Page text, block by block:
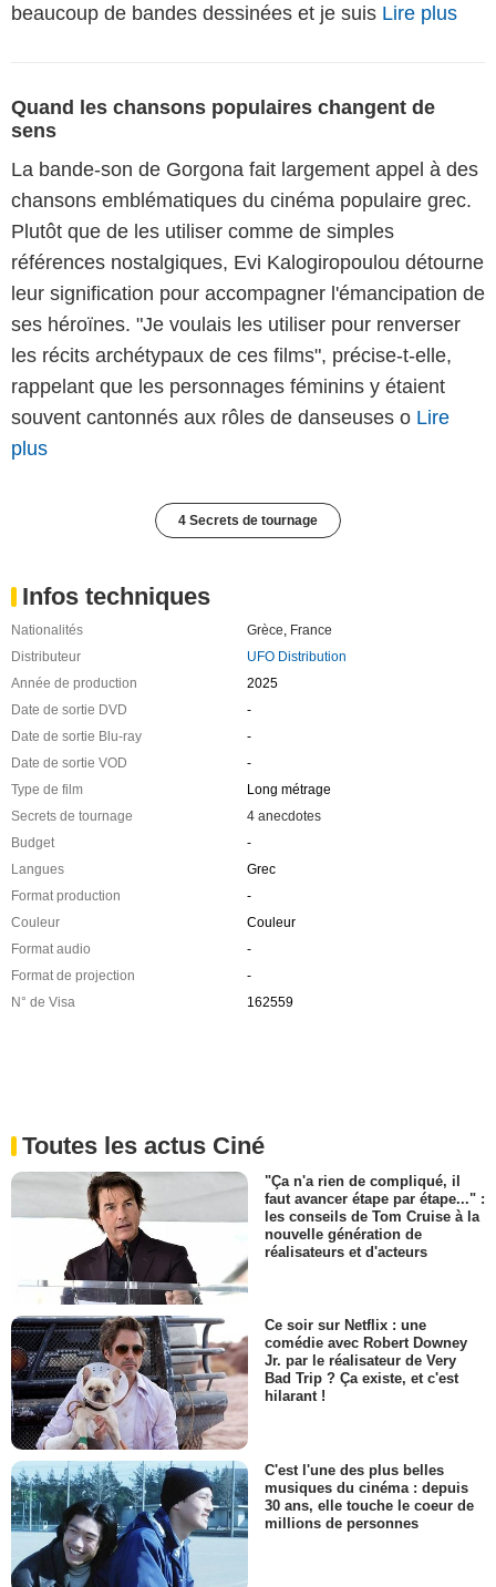
beaucoup de bandes dessinées et je suis Lire plus
Quand les chansons populaires changent de
sens
La bande-son de Gorgona fait largement appel à des
chansons emblématiques du cinéma populaire grec.
Plutôt que de les utiliser comme de simples
références nostalgiques, Evi Kalogiropoulou détourne
leur signification pour accompagner l'émancipation de
ses héroïnes. "Je voulais les utiliser pour renverser
les récits archétypaux de ces films", précise-t-elle,
rappelant que les personnages féminins y étaient
souvent cantonnés aux rôles de danseuses o Lire
plus
4 Secrets de tournage
Infos techniques
Nationalités Grèce France
Distributeur
UFO Distribution
Année de production
2025
Date de sortie DVD
-
Date de sortie Blu-ray
-
Date de sortie VOD
-
Type de film
Long métrage
Secrets de tournage
4 anecdotes
Budget
-
Langues
Grec
Format production
-
Couleur
Couleur
Format audio
-
Format de projection
-
N° de Visa
162559
Toutes les actus Ciné
"Ça n'a rien de compliqué, il
faut avancer étape par étape..." :
les conseils de Tom Cruise à la
nouvelle génération de
réalisateurs et d'acteurs
Ce soir sur Netflix : une
comédie avec Robert Downey
Jr. par le réalisateur de Very
Bad Trip ? Ça existe, et c'est
hilarant !
C'est l'une des plus belles
musiques du cinéma : depuis
30 ans, elle touche le coeur de
millions de personnes